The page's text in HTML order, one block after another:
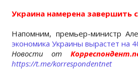
Украина намерена завершить
Напомним, премьер-министр
экономика Украины вырастет на
Новости от
https://t.me/korrespondentnet